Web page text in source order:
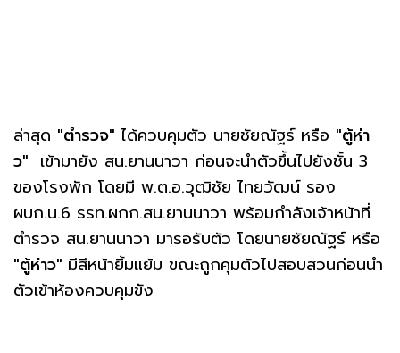
ล่าสุด "ตำรวจ" ได้ควบคุมตัว นายชัยณัฐร์ หรือ "ตู้ห่า
ว" เข้ามายัง สน.ยานนาวา ก่อนจะนำตัวขึ้นไปยังชั้น 3
ของโรงพัก โดยมี พ.ต.อ.วุฒิชัย ไทยวัฒน์ รอง
ผบก.น.6 รรท.ผกก.สน.ยานนาวา พร้อมกำลังเจ้าหน้าที่
ตำรวจ สน.ยานนาวา มารอรับตัว โดยนายชัยณัฐร์ หรือ
"ตู้ห่าว" มีสีหน้ายิ้มแย้ม ขณะถูกคุมตัวไปสอบสวนก่อนนำ
ตัวเข้าห้องควบคุมขัง